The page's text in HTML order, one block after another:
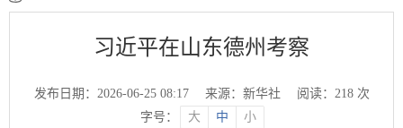
习近平在山东德州考察
发布日期：2026-06-25 08:17 来源：新华社 阅读： 218次
字号：
大 中 小